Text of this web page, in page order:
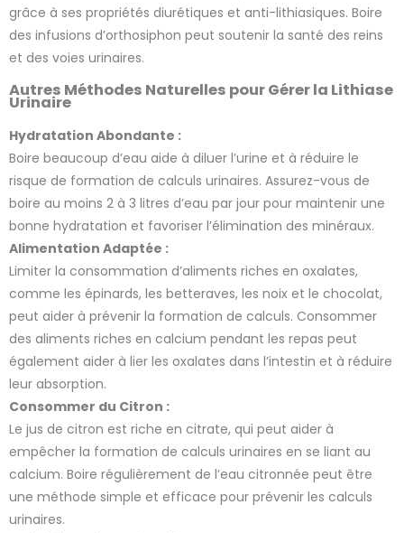
grâce à ses propriétés diurétiques et anti-lithiasiques. Boire
des infusions d’orthosiphon peut soutenir la santé des reins
et des voies urinaires.
Autres Méthodes Naturelles pour Gérer la Lithiase
Urinaire
Hydratation Abondante :
Boire beaucoup d’eau aide à diluer l’urine et à réduire le
risque de formation de calculs urinaires. Assurez-vous de
boire au moins 2 à 3 litres d’eau par jour pour maintenir une
bonne hydratation et favoriser l’élimination des minéraux.
Alimentation Adaptée :
Limiter la consommation d’aliments riches en oxalates,
comme les épinards, les betteraves, les noix et le chocolat,
peut aider à prévenir la formation de calculs. Consommer
des aliments riches en calcium pendant les repas peut
également aider à lier les oxalates dans l’intestin et à réduire
leur absorption.
Consommer du Citron :
Le jus de citron est riche en citrate, qui peut aider à
empêcher la formation de calculs urinaires en se liant au
calcium. Boire régulièrement de l’eau citronnée peut être
une méthode simple et efficace pour prévenir les calculs
urinaires.
8 avis